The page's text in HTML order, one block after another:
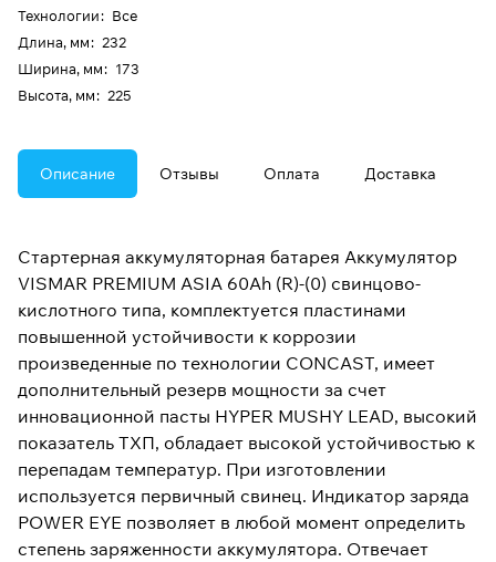
Технологии: Все
Длина, мм: 232
Ширина, мм: 173
Высота, мм: 225
Описание Отзывы Оплата Доставка
Стартерная аккумуляторная батарея Аккумулятор
VISMAR PREMIUM ASIA 60Ah (R)-(0) свинцово-
кислотного типа, комплектуется пластинами
повышенной устойчивости к коррозии
произведенные по технологии CONCAST, имеет
дополнительный резерв мощности за счет
инновационной пасты HYPER MUSHY LEAD, высокий
показатель ТХП, обладает высокой устойчивостью к
перепадам температур. При изготовлении
используется первичный свинец. Индикатор заряда
POWER EYE позволяет в любой момент определить
степень заряженности аккумулятора. Отвечает